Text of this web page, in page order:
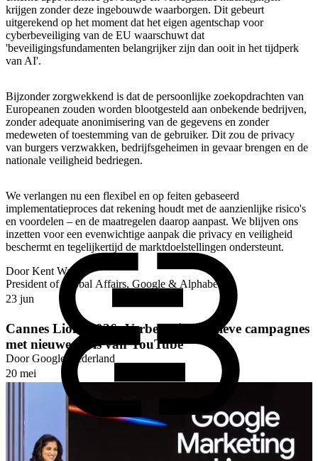
krijgen zonder deze ingebouwde waarborgen. Dit gebeurt
uitgerekend op het moment dat het eigen agentschap voor
cyberbeveiliging van de EU waarschuwt dat
'beveiligingsfundamenten belangrijker zijn dan ooit in het tijdperk
van AI'.
Bijzonder zorgwekkend is dat de persoonlijke zoekopdrachten van
Europeanen zouden worden blootgesteld aan onbekende bedrijven,
zonder adequate anonimisering van de gegevens en zonder
medeweten of toestemming van de gebruiker. Dit zou de privacy
van burgers verzwakken, bedrijfsgeheimen in gevaar brengen en de
nationale veiligheid bedriegen.
We verlangen nu een flexibel en op feiten gebaseerd
implementatieproces dat rekening houdt met de aanzienlijke risico's
en voordelen – en de maatregelen daarop aanpast. We blijven ons
inzetten voor een evenwichtige aanpak die privacy en veiligheid
beschermt en tegelijkertijd de marktdoelstellingen ondersteunt.
Door Kent Walker
President of Global Affairs, Google & Alphabet
23 jun
Cannes Lions 2026: Verbeter je creatieve campagnes
met nieuwe tools van YouTube
Door Google Nederland
20 mei